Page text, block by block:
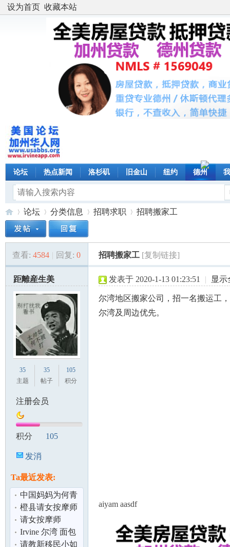
设为首页 收藏本站
论坛 热点新闻 洛杉矶 旧金山 纽约 德州
美»
论坛
›
分类信息 招聘求职
›
招聘搬家工
查看: 4584 | 回复: 0 招聘搬家工 [复制链接]
距離産生美
35
主题
35
帖子
105
积分
注册会员
积分 105
发消
Ta最近发表:
中国妈妈为何青
睐美国？
橙县请女按摩师
请女按摩师
Irvine 尔湾 面包
店 加盟/出售 欢
请教新移民小如
发表于 2020-1-13 01:23:51 | 显示
尔湾地区搬家公司，招一名搬运工
尔湾及周边优先。
aiyam aasdf